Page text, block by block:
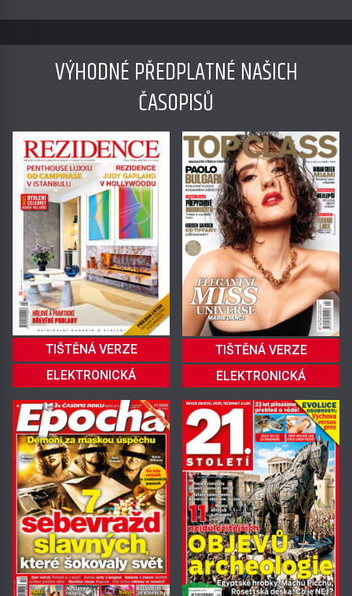
VÝHODNÉ PŘEDPLATNÉ NAŠICH
ČASOPISŮ
TIŠTĚNÁ VERZE
ELEKTRONICKÁ
TIŠTĚNÁ VERZE
ELEKTRONICKÁ